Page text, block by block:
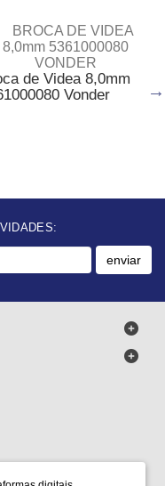
de Videa 8,0mm
Vonder
enviar